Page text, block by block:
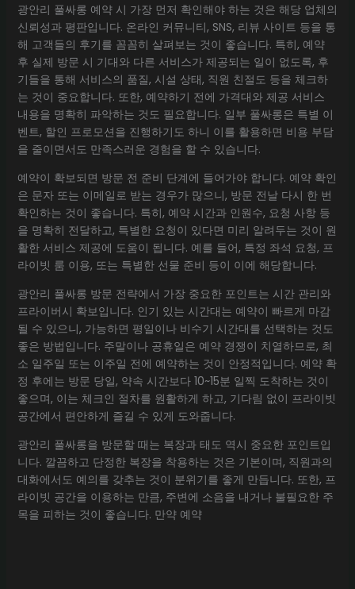
광안리 풀싸롱 예약 시 가장 먼저 확인해야 하는 것은 해당 업체의
신뢰성과 평판입니다. 온라인 커뮤니티, SNS, 리뷰 사이트 등을 통
해 고객들의 후기를 꼼꼼히 살펴보는 것이 좋습니다. 특히, 예약
후 실제 방문 시 기대와 다른 서비스가 제공되는 일이 없도록, 후
기들을 통해 서비스의 품질, 시설 상태, 직원 친절도 등을 체크하
는 것이 중요합니다. 또한, 예약하기 전에 가격대와 제공 서비스
내용을 명확히 파악하는 것도 필요합니다. 일부 풀싸롱은 특별 이
벤트, 할인 프로모션을 진행하기도 하니 이를 활용하면 비용 부담
을 줄이면서도 만족스러운 경험을 할 수 있습니다.
예약이 확보되면 방문 전 준비 단계에 들어가야 합니다. 예약 확인
은 문자 또는 이메일로 받는 경우가 많으니, 방문 전날 다시 한 번
확인하는 것이 좋습니다. 특히, 예약 시간과 인원수, 요청 사항 등
을 명확히 전달하고, 특별한 요청이 있다면 미리 알려두는 것이 원
활한 서비스 제공에 도움이 됩니다. 예를 들어, 특정 좌석 요청, 프
라이빗 룸 이용, 또는 특별한 선물 준비 등이 이에 해당합니다.
광안리 풀싸롱 방문 전략에서 가장 중요한 포인트는 시간 관리와
프라이버시 확보입니다. 인기 있는 시간대는 예약이 빠르게 마감
될 수 있으니, 가능하면 평일이나 비수기 시간대를 선택하는 것도
좋은 방법입니다. 주말이나 공휴일은 예약 경쟁이 치열하므로, 최
소 일주일 또는 이주일 전에 예약하는 것이 안정적입니다. 예약 확
정 후에는 방문 당일, 약속 시간보다 10~15분 일찍 도착하는 것이
좋으며, 이는 체크인 절차를 원활하게 하고, 기다림 없이 프라이빗
공간에서 편안하게 즐길 수 있게 도와줍니다.
광안리 풀싸롱을 방문할 때는 복장과 태도 역시 중요한 포인트입
니다. 깔끔하고 단정한 복장을 착용하는 것은 기본이며, 직원과의
대화에서도 예의를 갖추는 것이 분위기를 좋게 만듭니다. 또한, 프
라이빗 공간을 이용하는 만큼, 주변에 소음을 내거나 불필요한 주
목을 피하는 것이 좋습니다. 만약 예약